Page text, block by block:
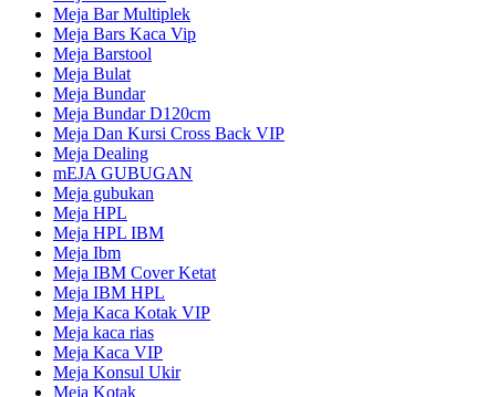
Meja Bar Multiplek
Meja Bars Kaca Vip
Meja Barstool
Meja Bulat
Meja Bundar
Meja Bundar D120cm
Meja Dan Kursi Cross Back VIP
Meja Dealing
mEJA GUBUGAN
Meja gubukan
Meja HPL
Meja HPL IBM
Meja Ibm
Meja IBM Cover Ketat
Meja IBM HPL
Meja Kaca Kotak VIP
Meja kaca rias
Meja Kaca VIP
Meja Konsul Ukir
Meja Kotak